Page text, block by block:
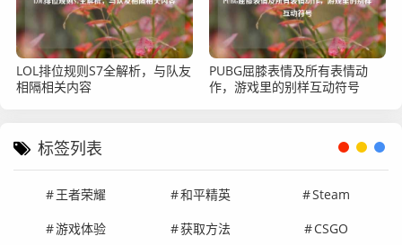
LOL排位规则S7全解析，与队友
相隔相关内容
PUBG屈膝表情及所有表情动
作，游戏里的别样互动符号
标签列表
王者荣耀 和平精英
Steam
游戏体验
获取方法 CSGO